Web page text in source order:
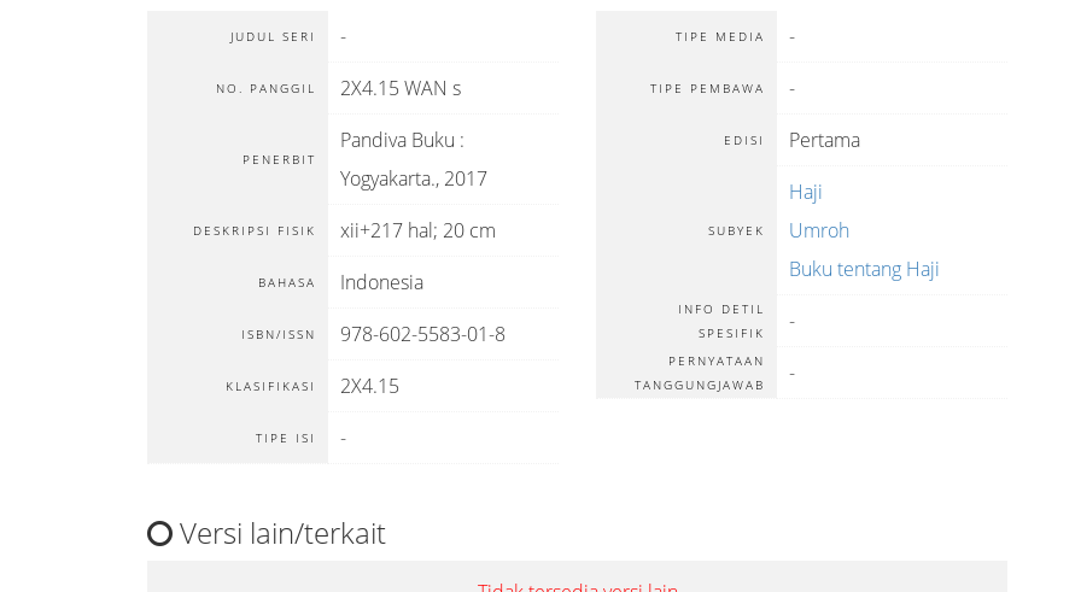
JUDUL SERI -
NO. PANGGIL 2X4.15 WAN s
PENERBIT
Pandiva Buku :
Yogyakarta., 2017
DESKRIPSI FISIK xii+217 hal; 20 cm
BAHASA Indonesia
ISBN/ISSN 978-602-5583-01-8
KLASIFIKASI 2X4.15
TIPE ISI -
TIPE MEDIA -
TIPE PEMBAWA -
EDISI Pertama
SUBYEK
Haji
Umroh
Buku tentang Haji
INFO DETIL
SPESIFIK
-
PERNYATAAN
TANGGUNGJAWAB
-
Versi lain/terkait